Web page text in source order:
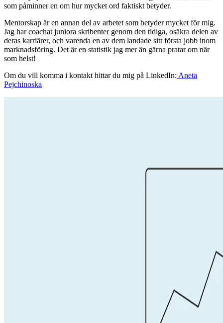
som påminner en om hur mycket ord faktiskt betyder.
Mentorskap är en annan del av arbetet som betyder mycket för mig.
Jag har coachat juniora skribenter genom den tidiga, osäkra delen av
deras karriärer, och varenda en av dem landade sitt första jobb inom
marknadsföring. Det är en statistik jag mer än gärna pratar om när
som helst!
Om du vill komma i kontakt hittar du mig på LinkedIn: Aneta
Pejchinoska